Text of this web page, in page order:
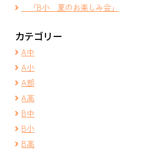
「B小 夏のお楽しみ会」
カテゴリー
A中
A小
A部
A高
B中
B小
B高